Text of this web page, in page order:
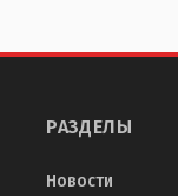
РАЗДЕЛЫ
Новости